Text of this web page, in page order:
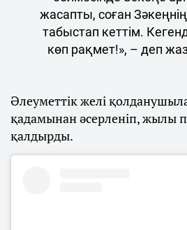
жасапты, соған Зәкеңнің
табыстап кеттім.
көп рақмет!», – деп
Әлеуметтік желі
қадамынан әсерленіп, жылы
қалдырды.